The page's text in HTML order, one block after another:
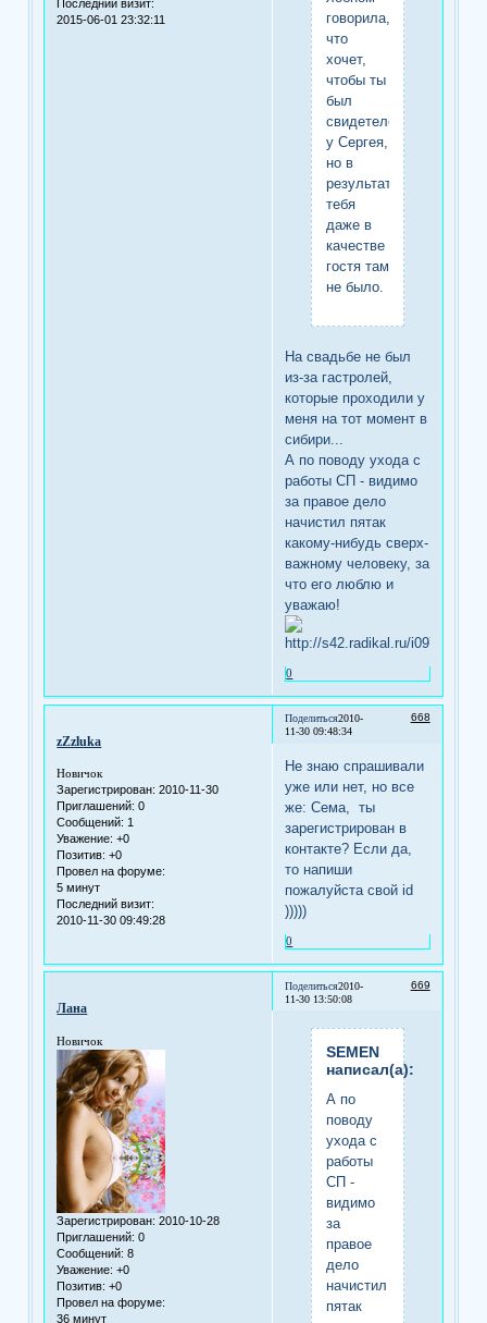
Последний визит:
2015-06-01 23:32:11
говорила,
что
хочет,
чтобы ты
был
свидетелем
у Сергея,
но в
результате,
тебя
даже в
качестве
гостя там
не было.
На свадьбе не был
из-за гастролей,
которые проходили у
меня на тот момент в
сибири...
А по поводу ухода с
работы СП - видимо
за правое дело
начистил пятак
какому-нибудь сверх-
важному человеку, за
что его люблю и
уважаю!
0
Поделиться 668
2010-
11-30 09:48:34
zZzluka
Новичок
Зарегистрирован: 2010-11-30
Приглашений: 0
Сообщений: 1
Уважение: +0
Позитив: +0
Провел на форуме:
5 минут
Последний визит:
2010-11-30 09:49:28
Не знаю спрашивали
уже или нет, но все
же: Сема, ты
зарегистрирован в
контакте? Если да,
то напиши
пожалуйста свой id
)))))
0
Поделиться 669
2010-
11-30 13:50:08
Лана
Новичок
Зарегистрирован: 2010-10-28
Приглашений: 0
Сообщений: 8
Уважение: +0
Позитив: +0
Провел на форуме:
36 минут
SEMEN
написал(а):
А по
поводу
ухода с
работы
СП -
видимо
за
правое
дело
начистил
пятак